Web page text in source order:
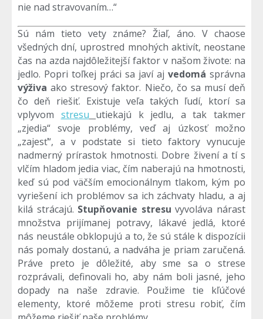
nie nad stravovaním…“
Sú nám tieto vety známe? Žiaľ, áno. V chaose
všedných dní, uprostred mnohých aktivít, neostane
čas na azda najdôležitejší faktor v našom živote: na
jedlo. Popri toľkej práci sa javí aj vedomá správna
výživa ako stresový faktor. Niečo, čo sa musí deň
čo deň riešiť. Existuje veľa takých ľudí, ktorí sa
vplyvom stresu utiekajú k jedlu, a tak takmer
„zjedia“ svoje problémy, veď aj úzkosť možno
„zajesť“, a v podstate si tieto faktory vynucuje
nadmerný prírastok hmotnosti. Dobre živení a tí s
vlčím hladom jedia viac, čím naberajú na hmotnosti,
keď sú pod väčším emocionálnym tlakom, kým po
vyriešení ich problémov sa ich záchvaty hladu, a aj
kilá strácajú. Stupňovanie stresu vyvoláva nárast
množstva prijímanej potravy, lákavé jedlá, ktoré
nás neustále obklopujú a to, že sú stále k dispozícii
nás pomaly dostanú, a nadváha je priam zaručená.
Práve preto je dôležité, aby sme sa o strese
rozprávali, definovali ho, aby nám boli jasné, jeho
dopady na naše zdravie. Použime tie kľúčové
elementy, ktoré môžeme proti stresu robiť, čím